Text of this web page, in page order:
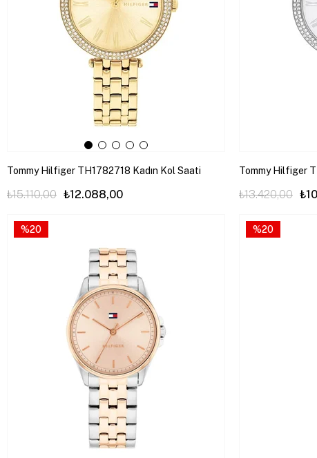
Tommy Hilfiger TH1782718 Kadın Kol Saati
₺12.088,00
₺15.110,00
Tommy Hilfiger
₺13.420,00
%20 %20